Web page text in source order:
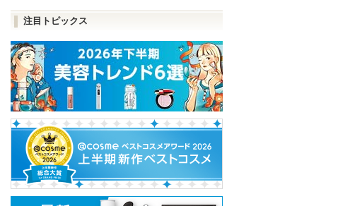
注目トピックス